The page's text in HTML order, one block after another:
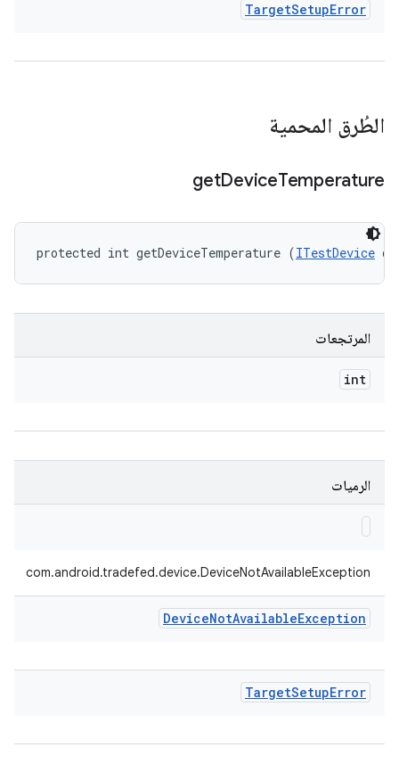
TargetSetupError
الطُرق المحمية
getDeviceTemperature
protected int getDeviceTemperature (ITestDevice
المرتجعات
int
الرميات
com.android.tradefed.device.DeviceNotAvailableException
DeviceNotAvailableException
TargetSetupError